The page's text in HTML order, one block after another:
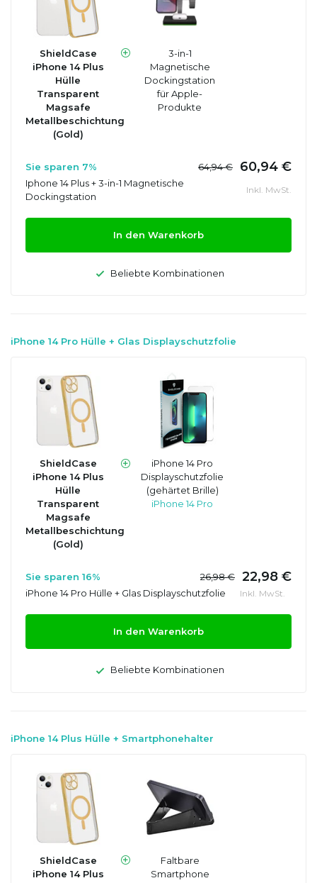
ShieldCase
iPhone 14 Plus
Hülle
Transparent
Magsafe
Metallbeschichtung
(Gold)
3-in-1
Magnetische
Dockingstation
für Apple-
Produkte
Sie sparen 7% 64,94 € 60,94 €
Iphone 14 Plus + 3-in-1 Magnetische
Dockingstation
Inkl. MwSt.
In den Warenkorb
Beliebte Kombinationen
iPhone 14 Pro Hülle + Glas Displayschutzfolie
ShieldCase
iPhone 14 Plus
Hülle
Transparent
Magsafe
Metallbeschichtung
(Gold)
iPhone 14 Pro
Displayschutzfolie
(gehärtet Brille)
iPhone 14 Pro
Sie sparen 16% 26,98 € 22,98 €
iPhone 14 Pro Hülle + Glas Displayschutzfolie Inkl. MwSt.
In den Warenkorb
Beliebte Kombinationen
iPhone 14 Plus Hülle + Smartphonehalter
ShieldCase
iPhone 14 Plus
Faltbare
Smartphone